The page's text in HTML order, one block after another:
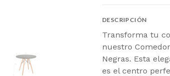
DESCRIPCIÓN
Transforma tu
nuestro
Negras. Esta
es el centro